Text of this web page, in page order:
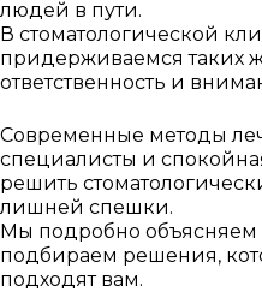
Дата и
время
приёма:
Если Вам
срочная
прием,
галочку здесь
людей в пути.
В стоматологической
придерживаемся таких
ответственность и
Современные методы
специалисты и
решить
лишней спешки.
Мы подробно объясняем
подбираем решения,
подходят вам.